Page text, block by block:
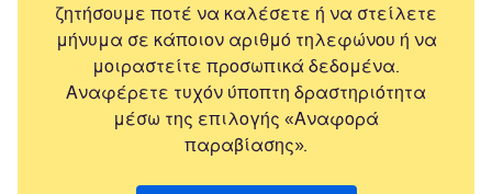
ζητήσουμε ποτέ να καλέσετε ή να στείλετε
μήνυμα σε κάποιον αριθμό τηλεφώνου ή να
μοιραστείτε προσωπικά δεδομένα.
Αναφέρετε τυχόν ύποπτη δραστηριότητα
μέσω της επιλογής «Αναφορά
παραβίασης».